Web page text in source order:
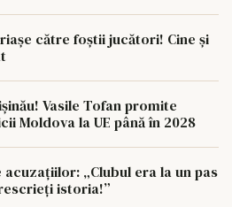
către foștii jucători! Cine și
Vasile Tofan promite
Moldova la UE până în 2028
acuzațiilor: „Clubul era la un pas
istoria!”